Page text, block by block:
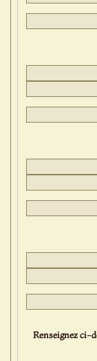
Renseignez ci-